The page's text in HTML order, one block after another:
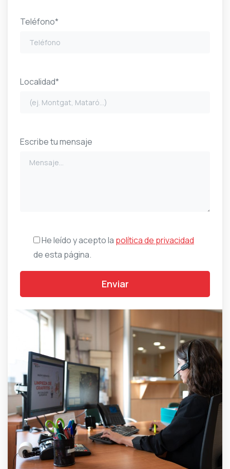
Teléfono*
Localidad*
Escribe tu mensaje
He leído y acepto la política de privacidad
de esta página.